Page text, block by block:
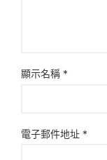
顯示名稱 *
電子郵件地址 *